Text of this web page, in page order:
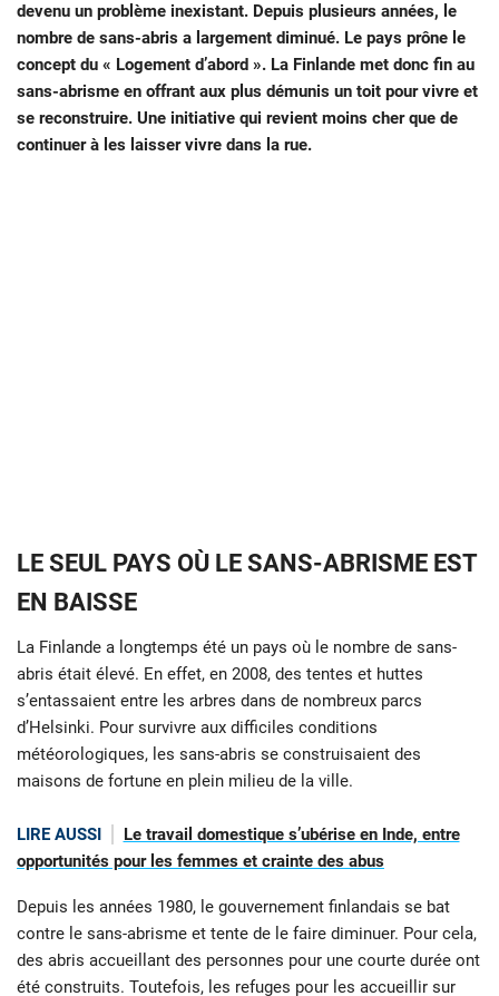
devenu un problème inexistant. Depuis plusieurs années, le
nombre de sans-abris a largement diminué. Le pays prône le
concept du « Logement d’abord ». La Finlande met donc fin au
sans-abrisme en offrant aux plus démunis un toit pour vivre et
se reconstruire. Une initiative qui revient moins cher que de
continuer à les laisser vivre dans la rue.
LE SEUL PAYS OÙ LE SANS-ABRISME EST
EN BAISSE
La Finlande a longtemps été un pays où le nombre de sans-
abris était élevé. En effet, en 2008, des tentes et huttes
s’entassaient entre les arbres dans de nombreux parcs
d’Helsinki. Pour survivre aux difficiles conditions
météorologiques, les sans-abris se construisaient des
maisons de fortune en plein milieu de la ville.
LIRE AUSSI
Le travail domestique s’ubérise en Inde, entre
opportunités pour les femmes et crainte des abus
Depuis les années 1980, le gouvernement finlandais se bat
contre le sans-abrisme et tente de le faire diminuer. Pour cela,
des abris accueillant des personnes pour une courte durée ont
été construits. Toutefois, les refuges pour les accueillir sur